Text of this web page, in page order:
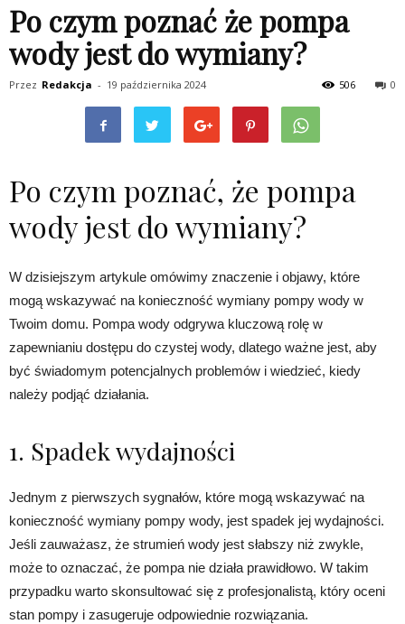
Po czym poznać że pompa
wody jest do wymiany?
Przez Redakcja - 19 października 2024 0
506
Po czym poznać, że pompa
wody jest do wymiany?
W dzisiejszym artykule omówimy znaczenie i objawy, które
mogą wskazywać na konieczność wymiany pompy wody w
Twoim domu. Pompa wody odgrywa kluczową rolę w
zapewnianiu dostępu do czystej wody, dlatego ważne jest, aby
być świadomym potencjalnych problemów i wiedzieć, kiedy
należy podjąć działania.
1. Spadek wydajności
Jednym z pierwszych sygnałów, które mogą wskazywać na
konieczność wymiany pompy wody, jest spadek jej wydajności.
Jeśli zauważasz, że strumień wody jest słabszy niż zwykle,
może to oznaczać, że pompa nie działa prawidłowo. W takim
przypadku warto skonsultować się z profesjonalistą, który oceni
stan pompy i zasugeruje odpowiednie rozwiązania.